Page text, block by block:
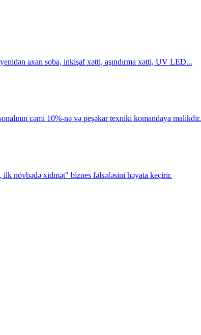
axan soba, inkişaf xətti, aşındırma xətti, UV LED...
cəmi 10%-nə və peşəkar texniki komandaya malikdir.
növbədə xidmət" biznes fəlsəfəsini həyata keçirir.